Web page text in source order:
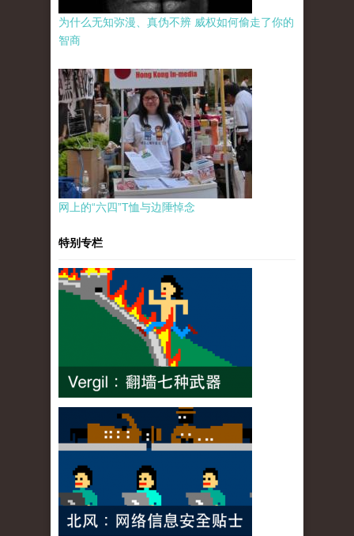
为什么无知弥漫、真伪不辨 威权如何偷走了你的
智商
网上的“六四”T恤与边陲悼念
特别专栏